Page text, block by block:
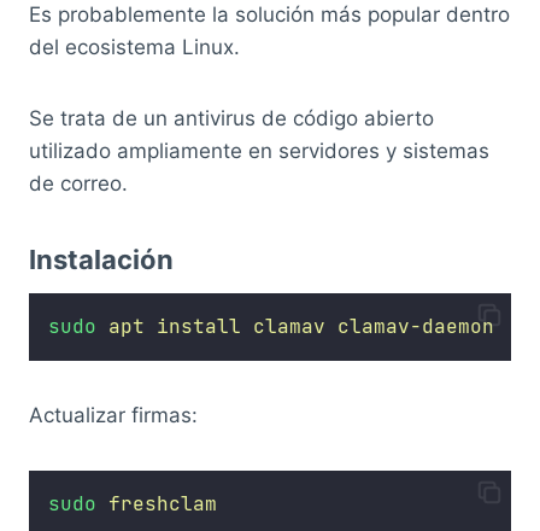
Es probablemente la solución más popular dentro
del ecosistema Linux.
Se trata de un antivirus de código abierto
utilizado ampliamente en servidores y sistemas
de correo.
Instalación
sudo apt install clamav clamav-daemon
Actualizar firmas:
sudo freshclam